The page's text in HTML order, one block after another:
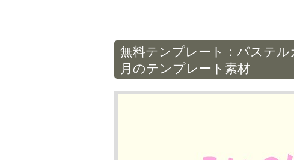
無料テンプレート：パステ
月のテンプレート素材